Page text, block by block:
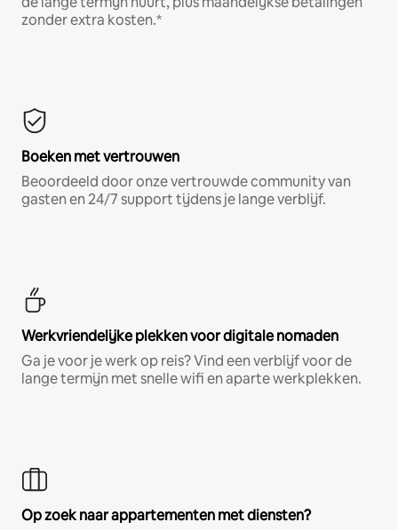
zonder extra kosten.*
Boeken met vertrouwen
Beoordeeld door onze vertrouwde community van
gasten en 24/7 support tijdens je lange verblijf.
Werkvriendelijke plekken voor digitale nomaden
Ga je voor je werk op reis? Vind een verblijf voor de
lange termijn met snelle wifi en aparte werkplekken.
Op zoek naar appartementen met diensten?